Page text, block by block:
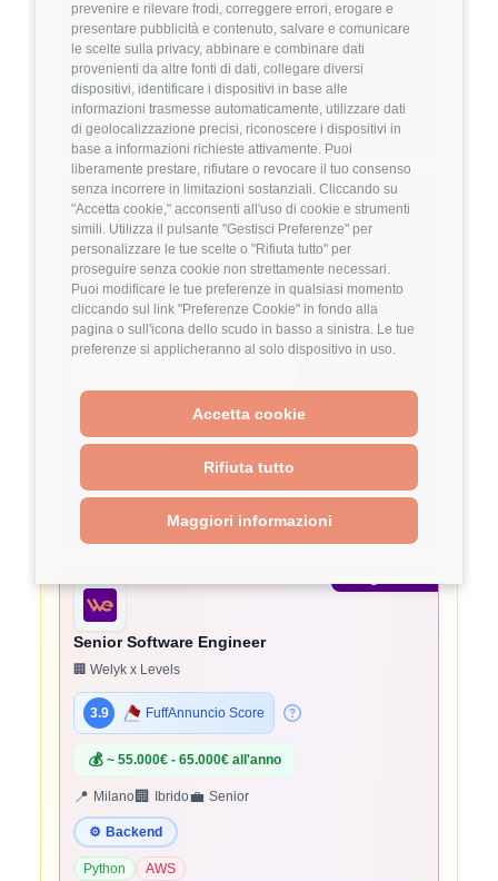
prevenire e rilevare frodi, correggere errori, erogare e
presentare pubblicità e contenuto, salvare e comunicare
le scelte sulla privacy, abbinare e combinare dati
provenienti da altre fonti di dati, collegare diversi
dispositivi, identificare i dispositivi in base alle
informazioni trasmesse automaticamente, utilizzare dati
di geolocalizzazione precisi, riconoscere i dispositivi in
base a informazioni richieste attivamente. Puoi
liberamente prestare, rifiutare o revocare il tuo consenso
senza incorrere in limitazioni sostanziali. Cliccando su
"Accetta cookie," acconsenti all'uso di cookie e strumenti
simili. Utilizza il pulsante "Gestisci Preferenze" per
personalizzare le tue scelte o "Rifiuta tutto" per
proseguire senza cookie non strettamente necessari.
Puoi modificare le tue preferenze in qualsiasi momento
cliccando sul link "Preferenze Cookie" in fondo alla
pagina o sull'icona dello scudo in basso a sinistra. Le tue
preferenze si applicheranno al solo dispositivo in uso.
Accetta cookie
Rifiuta tutto
Maggiori informazioni
🏢 Full-Remote💼 Middle/Senior
👔 Management
Project Management IT Consulting
Dettagli ➡️
Hiring Partner
Senior AI Engineer
🏢 Welyk x Talentware
3.9 FuffAnnuncio Score
💼 Senior
⚙️ Backend
Dettagli ➡️
Senior Software Engineer
🏢 Welyk x Levels
3.9 FuffAnnuncio Score
💰 ~ 55.000€ - 65.000€ all'anno
📍 Milano🏢 Ibrido💼 Senior
⚙️ Backend
Python AWS